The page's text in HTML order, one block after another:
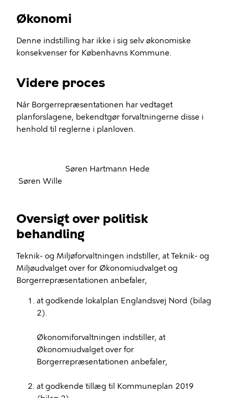
Økonomi
Denne indstilling har ikke i sig selv økonomiske
konsekvenser for Københavns Kommune.
Videre proces
Når Borgerrepræsentationen har vedtaget
planforslagene, bekendtgør forvaltningerne disse i
henhold til reglerne i planloven.
Søren Hartmann Hede
Søren Wille
Oversigt over politisk
behandling
Teknik- og Miljøforvaltningen indstiller, at Teknik- og
Miljøudvalget over for Økonomiudvalget og
Borgerrepræsentationen anbefaler,
at godkende lokalplan Englandsvej Nord (bilag
2).
Økonomiforvaltningen indstiller, at
Økonomiudvalget over for
Borgerrepræsentationen anbefaler,
at godkende tillæg til Kommuneplan 2019